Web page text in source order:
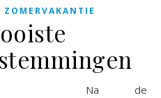
ZOMERVAKANTIE
Na de